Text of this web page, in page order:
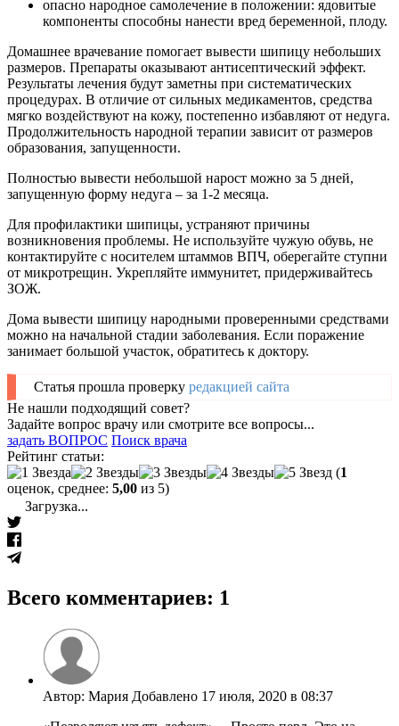
опасно народное самолечение в положении: ядовитые
компоненты способны нанести вред беременной, плоду.
Домашнее врачевание помогает вывести шипицу небольших
размеров. Препараты оказывают антисептический эффект.
Результаты лечения будут заметны при систематических
процедурах. В отличие от сильных медикаментов, средства
мягко воздействуют на кожу, постепенно избавляют от недуга.
Продолжительность народной терапии зависит от размеров
образования, запущенности.
Полностью вывести небольшой нарост можно за 5 дней,
запущенную форму недуга – за 1-2 месяца.
Для профилактики шипицы, устраняют причины
возникновения проблемы. Не используйте чужую обувь, не
контактируйте с носителем штаммов ВПЧ, оберегайте ступни
от микротрещин. Укрепляйте иммунитет, придерживайтесь
ЗОЖ.
Дома вывести шипицу народными проверенными средствами
можно на начальной стадии заболевания. Если поражение
занимает большой участок, обратитесь к доктору.
Статья прошла проверку редакцией сайта
Не нашли подходящий совет?
Задайте вопрос врачу или смотрите все вопросы...
задать ВОПРОС Поиск врача
Рейтинг статьи:
(1
оценок, среднее: 5,00 из 5)
Загрузка...
Всего комментариев: 1
Автор: Мария Добавлено 17 июля, 2020 в 08:37